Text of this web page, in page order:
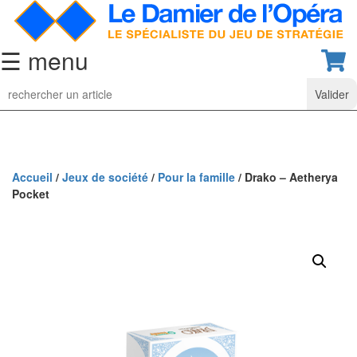
☰ menu
Jeu
d’Echecs
collection
Accueil / Jeux de société / Pour la famille / Drako – Aetherya
Pocket